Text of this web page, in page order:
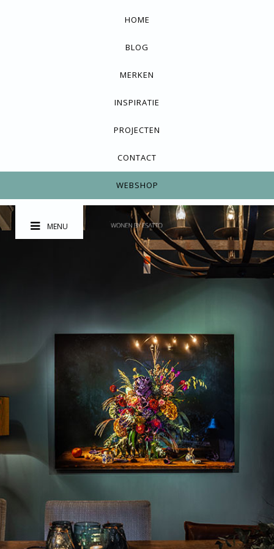
HOME
BLOG
MERKEN
INSPIRATIE
PROJECTEN
CONTACT
WEBSHOP
MENU